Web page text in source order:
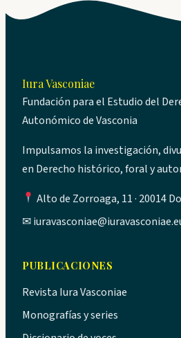
Iura Vasconiae
Fundación para el Estudio del
Autonómico de Vasconia
Impulsamos la investigación,
en Derecho histórico, foral y
Alto de Zorroaga, 11 · 20014
✉
PUBLICACIONES
Revista Iura Vasconiae
Monografías y series